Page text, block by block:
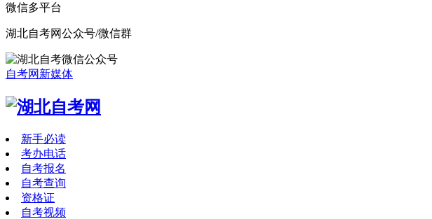
微信多平台
湖北自考网公众号/微信群
自考网新媒体
新手必读
考办电话
自考报名
自考查询
资格证
自考视频